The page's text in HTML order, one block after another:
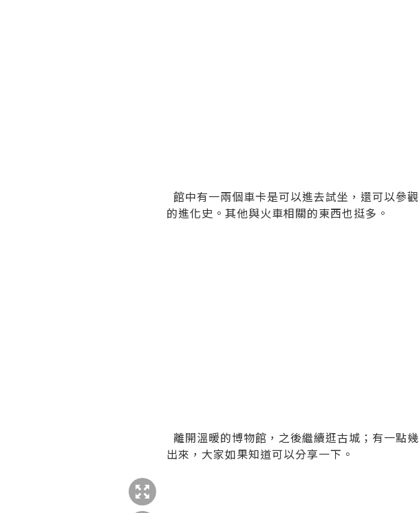
館中有一兩個車卡是可以進去試坐，還可以參
的進化史。其他與火車相關的東西也挺多。
離開溫暖的博物館，之後繼續逛古城；有一點
出來，大家如果知道可以分享一下。